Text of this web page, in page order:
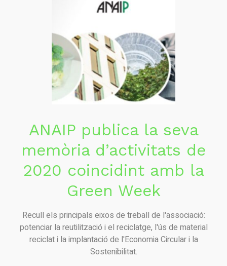
ANAIP publica la seva
memòria d’activitats de
2020 coincidint amb la
Green Week
Recull els principals eixos de treball de l'associació:
potenciar la reutilització i el reciclatge, l'ús de material
reciclat i la implantació de l'Economia Circular i la
Sostenibilitat.